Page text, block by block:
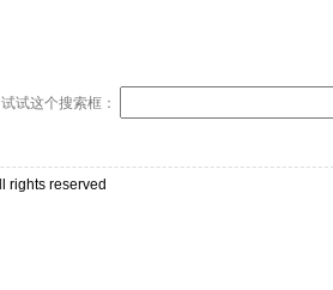
试这个搜索框：
rights reserved